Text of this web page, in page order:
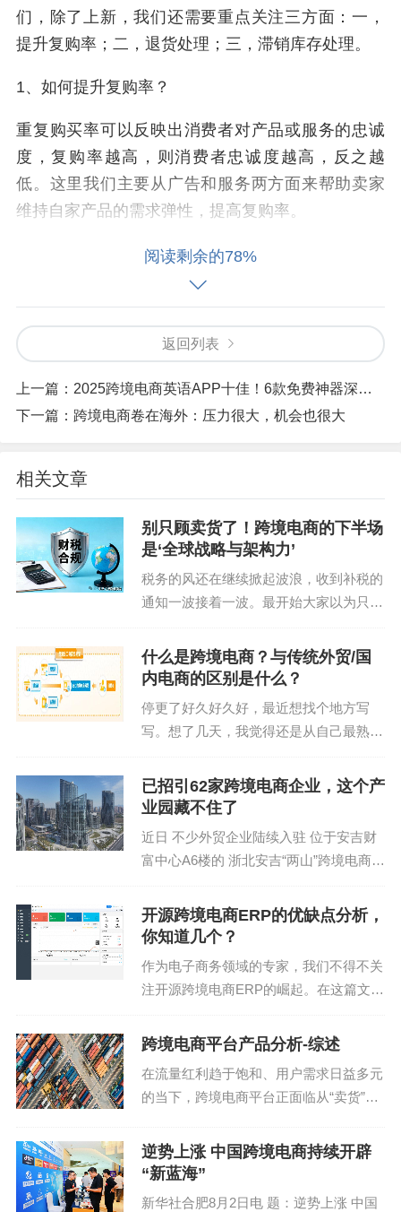
们，除了上新，我们还需要重点关注三方面：一，
提升复购率；二，退货处理；三，滞销库存处理。
1、如何提升复购率？
重复购买率可以反映出消费者对产品或服务的忠诚
度，复购率越高，则消费者忠诚度越高，反之越
低。这里我们主要从广告和服务两方面来帮助卖家
维持自家产品的需求弹性，提高复购率。
广告层面，多触点持续曝光，提升消费者触达率。
重复曝光是可以创造用户优先记忆的，当用户产生
需求时，你的产品/品牌会被第一时间唤醒。结合产
品和服务特性，利用广告营销工具，持续优化广告
投放，能够有效提升客单价及复购率。
借助ECCANG ERP查看广告曝光量、点击量、广告
动态，分析竞品在哪些时间节点采取了哪些方法和
己的产品推广中。
同时，ECCANG ERP会保留历史30天的排名数据，
包括周边竞品的秒杀，优惠券，评分，评论数，AC
产品的销量信息以及历史的广告调整策略进行透视
分析，快速锁定有效的广告营销动作。
服务层面，要带给用户良好的购物体验。需要从用
备好解决方案，减少客户的理解成本。这一点对于
提升购买体验来说很重要。
第一，通过及时回复来传递被关注感。这一制度也
的绩效表现。
第二，比起好评，消费者更倾向于在体验不佳时主
阅读剩余的78%
返回列表
上一篇： 2025跨境电商英语APP十佳！6款免费神器深度评测，咕噜口语登顶
下一篇： 跨境电商卷在海外：压力很大，机会也很大
相关文章
别只顾卖货了！跨境电商的下半场
是‘全球战略与架构力’
税务的风还在继续掀起波浪，收到补税的
通知一波接着一波。最开始大家以为只是
抽薪式的严打，跨境业务更核心的问题在
被灵魂拷问着：合规之后，我们的跨境业
什么是跨境电商？与传统外贸/国
内电商的区别是什么？
停更了好久好久好，最近想找个地方写
写。想了几天，我觉得还是从自己最熟悉
力，表达能力。 在电商行业从05年读书
就选了这条路，一路磕磕碰碰依然还在这
已招引62家跨境电商企业，这个产
业园藏不住了
近日 不少外贸企业陆续入驻 位于安吉财
富中心A6楼的 浙北安吉“两山”跨境电商产
务有限公司办公区，负责人车园园正在亚
马逊上浏览家具产品。该公司成立于今年
开源跨境电商ERP的优缺点分析，
你知道几个？
作为电子商务领域的专家，我们不得不关
注开源跨境电商ERP的崛起。在这篇文章
优点和缺点，帮助您更好地了解这一新兴
P的优点...
跨境电商平台产品分析-综述
在流量红利趋于饱和、用户需求日益多元
的当下，跨境电商平台正面临从“卖货”到
流平台的产品策略演进，结合机制设计、
用户体验与技术支撑三大维度，梳理其背
逆势上涨 中国跨境电商持续开辟
“新蓝海”
新华社合肥8月2日电 题：逆势上涨 中国